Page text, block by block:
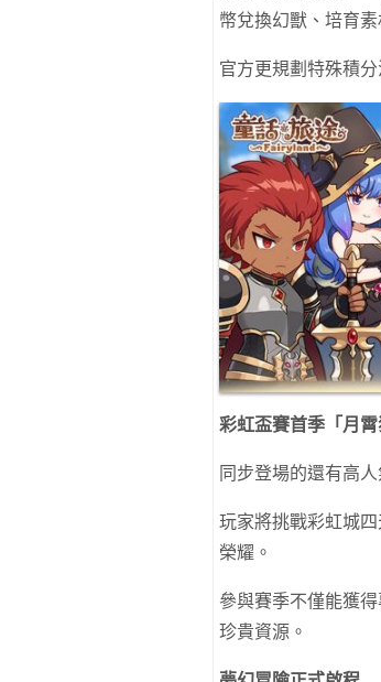
幣兌換幻獸、培育
官方更規劃特殊積
彩虹盃賽首季「月
同步登場的還有高
玩家將挑戰彩虹城
榮耀。
參與賽季不僅能獲
珍貴資源。